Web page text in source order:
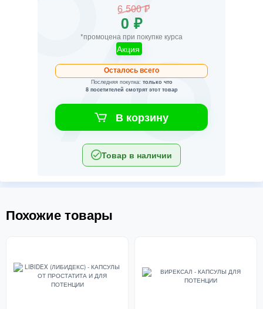
6 500 ₽
0 ₽
*промоцена при покупке курса
Акция
Осталось всего
Последняя покупка: только что
8 посетителей смотрят этот товар
В корзину
Товар в наличии
Похожие товары